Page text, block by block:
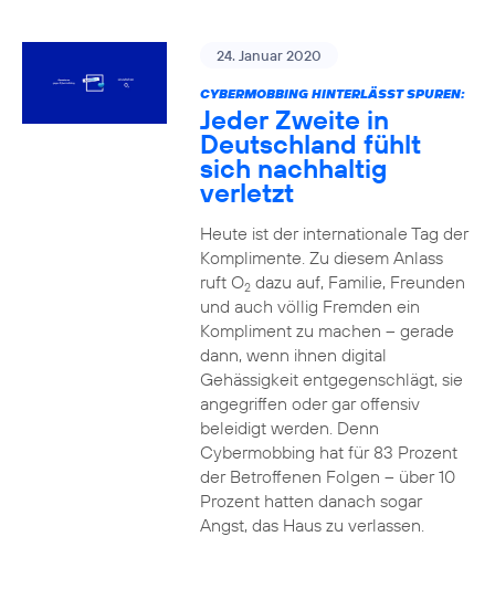
24. Januar 2020
CYBERMOBBING HINTERLÄSST SPUREN:
Jeder Zweite in
Deutschland fühlt
sich nachhaltig
verletzt
Heute ist der internationale Tag der
Komplimente. Zu diesem Anlass
ruft O2dazu auf, Familie, Freunden
und auch völlig Fremden ein
Kompliment zu machen – gerade
dann, wenn ihnen digital
Gehässigkeit entgegenschlägt, sie
angegriffen oder gar offensiv
beleidigt werden. Denn
Cybermobbing hat für 83 Prozent
der Betroffenen Folgen – über 10
Prozent hatten danach sogar
Angst, das Haus zu verlassen.